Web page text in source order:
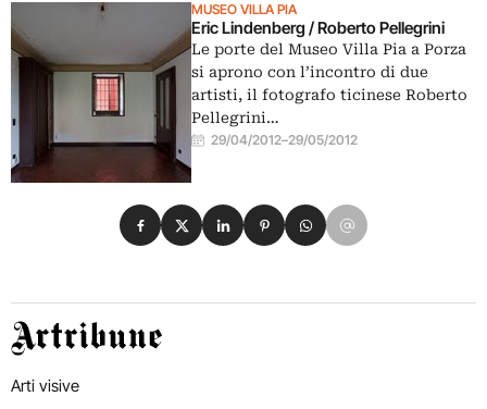
MUSEO VILLA PIA
Eric Lindenberg / Roberto Pellegrini
Le porte del Museo Villa Pia a Porza
si aprono con l’incontro di due
artisti, il fotografo ticinese Roberto
Pellegrini…
29/04/2012–29/05/2012
Condividi su Facebook
Condividi su X
Condividi su LinkedIn
Condividi su Pinterest
Condividi su WhatsApp
Condividi su Email
Artribune
Arti visive